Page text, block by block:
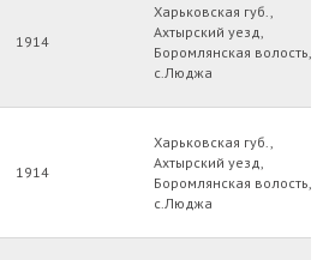
1914
Харьковская губ.,
Ахтырский уезд,
Боромлянская волость,
с.Люджа
1914
Харьковская губ.,
Ахтырский уезд,
Боромлянская волость,
с.Люджа